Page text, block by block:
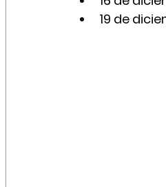
19 de